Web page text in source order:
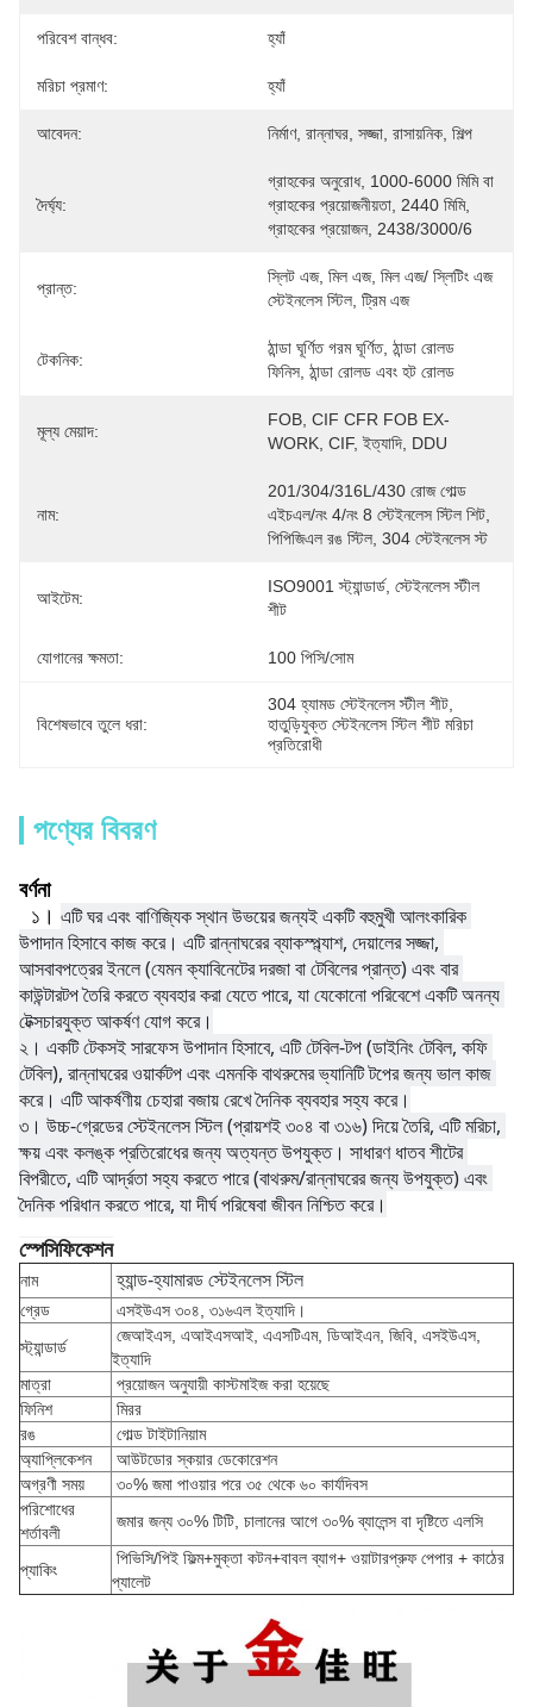
পরিবেশ বান্ধব: হ্যাঁ
মরিচা প্রমাণ: হ্যাঁ
আবেদন: নির্মাণ, রান্নাঘর, সজ্জা, রাসায়নিক, শিল্প
দৈর্ঘ্য:
গ্রাহকের অনুরোধ, 1000-6000 মিমি বা
গ্রাহকের প্রয়োজনীয়তা, 2440 মিমি,
গ্রাহকের প্রয়োজন, 2438/3000/6
প্রান্ত:
স্লিট এজ, মিল এজ, মিল এজ/ স্লিটিং এজ
স্টেইনলেস স্টিল, ট্রিম এজ
টেকনিক:
ঠান্ডা ঘূর্ণিত গরম ঘূর্ণিত, ঠান্ডা রোলড
ফিনিস, ঠান্ডা রোলড এবং হট রোলড
মূল্য মেয়াদ:
FOB, CIF CFR FOB EX-
WORK, CIF, ইত্যাদি, DDU
নাম:
201/304/316L/430 রোজ গোল্ড
এইচএল/নং 4/নং 8 স্টেইনলেস স্টিল শিট,
পিপিজিএল রঙ স্টিল, 304 স্টেইনলেস স্ট
আইটেম:
ISO9001 স্ট্যান্ডার্ড, স্টেইনলেস স্টীল
শীট
যোগানের ক্ষমতা: 100 পিসি/সোম
বিশেষভাবে তুলে ধরা:
304 হ্যামড স্টেইনলেস স্টীল শীট
হাতুড়িযুক্ত স্টেইনলেস স্টিল শীট মরিচা
প্রতিরোধী
পণ্যের বিবরণ
বর্ণনা
১। এটি ঘর এবং বাণিজ্যিক স্থান উভয়ের জন্যই একটি বহুমুখী আলংকারিক
উপাদান হিসাবে কাজ করে। এটি রান্নাঘরের ব্যাকস্প্ল্যাশ, দেয়ালের সজ্জা,
আসবাবপত্রের ইনলে (যেমন ক্যাবিনেটের দরজা বা টেবিলের প্রান্ত) এবং বার
কাউন্টারটপ তৈরি করতে ব্যবহার করা যেতে পারে, যা যেকোনো পরিবেশে একটি অনন্য
টেক্সচারযুক্ত আকর্ষণ যোগ করে।
২। একটি টেকসই সারফেস উপাদান হিসাবে, এটি টেবিল-টপ (ডাইনিং টেবিল, কফি
টেবিল), রান্নাঘরের ওয়ার্কটপ এবং এমনকি বাথরুমের ভ্যানিটি টপের জন্য ভাল কাজ
করে। এটি আকর্ষণীয় চেহারা বজায় রেখে দৈনিক ব্যবহার সহ্য করে।
৩। উচ্চ-গ্রেডের স্টেইনলেস স্টিল (প্রায়শই ৩০৪ বা ৩১৬) দিয়ে তৈরি, এটি মরিচা,
ক্ষয় এবং কলঙ্ক প্রতিরোধের জন্য অত্যন্ত উপযুক্ত। সাধারণ ধাতব শীটের
বিপরীতে, এটি আর্দ্রতা সহ্য করতে পারে (বাথরুম/রান্নাঘরের জন্য উপযুক্ত) এবং
দৈনিক পরিধান করতে পারে, যা দীর্ঘ পরিষেবা জীবন নিশ্চিত করে।
স্পেসিফিকেশন
নাম হ্যান্ড-হ্যামারড স্টেইনলেস স্টিল
গ্রেড
এসইউএস ৩০৪, ৩১৬এল ইত্যাদি।
স্ট্যান্ডার্ড
জেআইএস, এআইএসআই, এএসটিএম, ডিআইএন, জিবি, এসইউএস,
ইত্যাদি
মাত্রা
প্রয়োজন অনুযায়ী কাস্টমাইজ করা হয়েছে
ফিনিশ
মিরর
রঙ
গোল্ড টাইটানিয়াম
অ্যাপ্লিকেশন
আউটডোর স্কয়ার ডেকোরেশন
অগ্রণী সময়
৩০% জমা পাওয়ার পরে ৩৫ থেকে ৬০ কার্যদিবস
পরিশোধের
শর্তাবলী
জমার জন্য ৩০% টিটি, চালানের আগে ৩০% ব্যালেন্স বা দৃষ্টিতে এলসি
প্যাকিং
পিভিসি/পিই ফিল্ম+মুক্তা কটন+বাবল ব্যাগ+ ওয়াটারপ্রুফ পেপার + কাঠের
প্যালেট